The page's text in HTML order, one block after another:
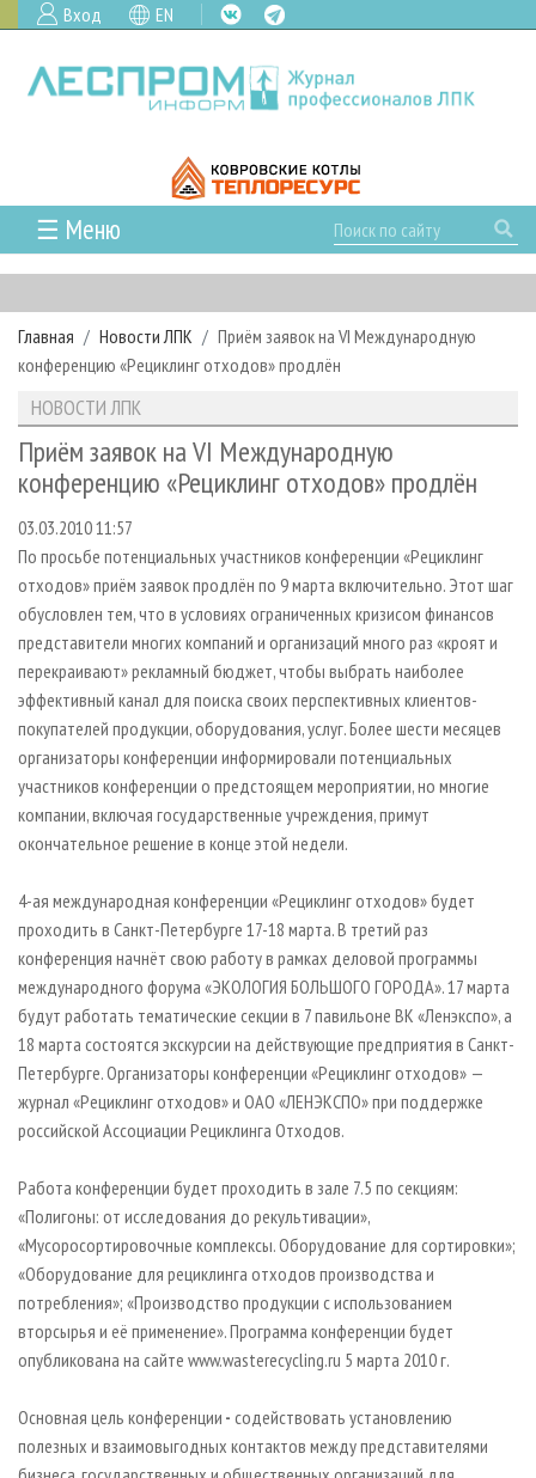
Вход EN
☰ Меню
ГЛАВНАЯ
РУБРИКИ И ТЕМЫ
РУБРИКИ ЖУРНАЛА
ЛЕСОЗАГОТОВКА
ЛЕСОПИЛЕНИЕ
СУШКА ДРЕВЕСИНЫ
ПРОИЗВОДСТВО ДРЕВЕСНЫХ ПЛИТ
ДЕРЕВЯННОЕ ДОМОСТРОЕНИЕ
ПРОИЗВОДСТВО МЕБЕЛИ
БИОЭНЕРГЕТИКА
ЦБП
ИНСТРУМЕНТ И МАТЕРИАЛЫ
НОВОСТИ
НОВОСТИ ЛПК
НОВОСТИ ЖУРНАЛА
ПРОЕКТЫ ЛПИ
АНАЛИТИКА
ПРЕДПРИЯТИЯ ЛПК
ПЕРСОНЫ
МОБИЛЬНЫЕ ВЫСТАВКИ
ОФИЦИАЛЬНЫЕ ДЕЛЕГАЦИИ
ПРИОРИТЕТНЫЕ ИНВЕСТПРОЕКТЫ
RUSSIAN FORESTRY REVIEW
ГАЗЕТА ЛЕСПРОМФОРУМ
БИБЛИОТЕКА СПЕЦИАЛИСТА
АРХИВ
АРХИВ ЖУРНАЛОВ
О ЖУРНАЛЕ
ПОДПИСКА
КОНТАКТЫ
РЕКЛАМОДАТЕЛЯМ
РЕКЛАМА
РЕКЛАМА НА САЙТЕ
Главная Новости ЛПК
Приём заявок на VI Международную
конференцию «Рециклинг отходов» продлён
НОВОСТИ ЛПК
Приём заявок на VI Международную
конференцию «Рециклинг отходов» продлён
03.03.2010 11:57
По просьбе потенциальных участников конференции «Рециклинг
отходов» приём заявок продлён по 9 марта включительно. Этот шаг
обусловлен тем, что в условиях ограниченных кризисом финансов
представители многих компаний и организаций много раз «кроят и
перекраивают» рекламный бюджет, чтобы выбрать наиболее
эффективный канал для поиска своих перспективных клиентов-
покупателей продукции, оборудования, услуг. Более шести месяцев
организаторы конференции информировали потенциальных
участников конференции о предстоящем мероприятии, но многие
компании, включая государственные учреждения, примут
окончательное решение в конце этой недели.
4-ая международная конференции «Рециклинг отходов» будет
проходить в Санкт-Петербурге 17-18 марта. В третий раз
конференция начнёт свою работу в рамках деловой программы
международного форума «ЭКОЛОГИЯ БОЛЬШОГО ГОРОДА». 17 марта
будут работать тематические секции в 7 павильоне ВК «Ленэкспо», а
18 марта состоятся экскурсии на действующие предприятия в Санкт-
Петербурге. Организаторы конференции «Рециклинг отходов» —
журнал «Рециклинг отходов» и ОАО «ЛЕНЭКСПО» при поддержке
российской Ассоциации Рециклинга Отходов.
Работа конференции будет проходить в зале 7.5 по секциям:
«Полигоны: от исследования до рекультивации»,
«Мусоросортировочные комплексы. Оборудование для сортировки»;
«Оборудование для рециклинга отходов производства и
потребления»; «Производство продукции с использованием
вторсырья и её применение». Программа конференции будет
опубликована на сайте www.wasterecycling.ru 5 марта 2010 г.
Основная цель конференции - содействовать установлению
полезных и взаимовыгодных контактов между представителями